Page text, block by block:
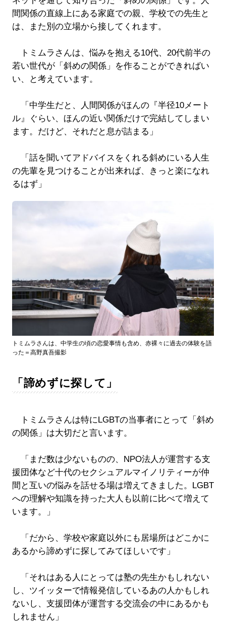
間関係の直線上にある家庭での親、学校での先生と
は、また別の立場から接してくれます。
トミムラさんは、悩みを抱える10代、20代前半の
若い世代が「斜めの関係」を作ることができればい
い、と考えています。
「中学生だと、人間関係がほんの『半径10メート
ル』ぐらい、ほんの近い関係だけで完結してしまい
ます。だけど、それだと息が詰まる」
「話を聞いてアドバイスをくれる斜めにいる人生
の先輩を見つけることが出来れば、きっと楽になれ
るはず」
トミムラさんは、中学生の頃の恋愛事情も含め、赤裸々に過去の体験を語
った＝高野真吾撮影
「諦めずに探して」
トミムラさんは特にLGBTの当事者にとって「斜め
の関係」は大切だと言います。
「まだ数は少ないものの、NPO法人が運営する支
援団体など十代のセクシュアルマイノリティーが仲
間と互いの悩みを話せる場は増えてきました。LGBT
への理解や知識を持った大人も以前に比べて増えて
います。」
「だから、学校や家庭以外にも居場所はどこかに
あるから諦めずに探してみてほしいです」
「それはある人にとっては塾の先生かもしれない
し、ツイッターで情報発信しているあの人かもしれ
ないし、支援団体が運営する交流会の中にあるかも
しれません」